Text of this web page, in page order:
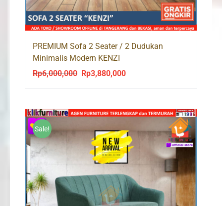
PREMIUM Sofa 2 Seater / 2 Dudukan
Minimalis Modern KENZI
Rp6,000,000
Original
Rp6,000,000.
Rp3,880,000Current
Rp3,880,000.
Sale!